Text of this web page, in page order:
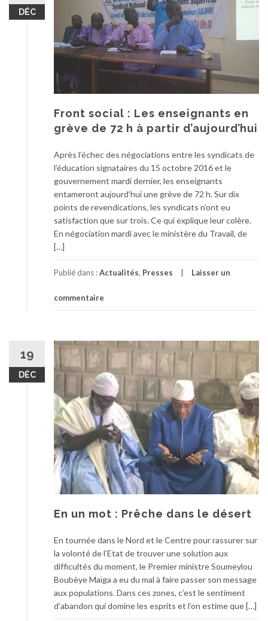
DÉC
Front social : Les enseignants en
grève de 72 h à partir d’aujourd’hui
Après l’échec des négociations entre les syndicats de
l’éducation signataires du 15 octobre 2016 et le
gouvernement mardi dernier, les enseignants
entameront aujourd’hui une grève de 72 h. Sur dix
points de revendications, les syndicats n’ont eu
satisfaction que sur trois. Ce qui explique leur colère.
En négociation mardi avec le ministère du Travail, de
[…]
Publié dans :Actualités, Presses Laisser un
commentaire
19
DÉC
En un mot : Prêche dans le désert
En tournée dans le Nord et le Centre pour rassurer sur
la volonté de l’Etat de trouver une solution aux
difficultés du moment, le Premier ministre Soumeylou
Boubèye Maïga a eu du mal à faire passer son message
aux populations. Dans ces zones, c’est le sentiment
d’abandon qui domine les esprits et l’on estime que […]